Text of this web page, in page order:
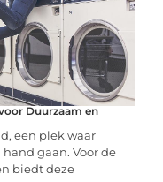
Duurzaam en
een plek waar
gaan. Voor de
biedt deze